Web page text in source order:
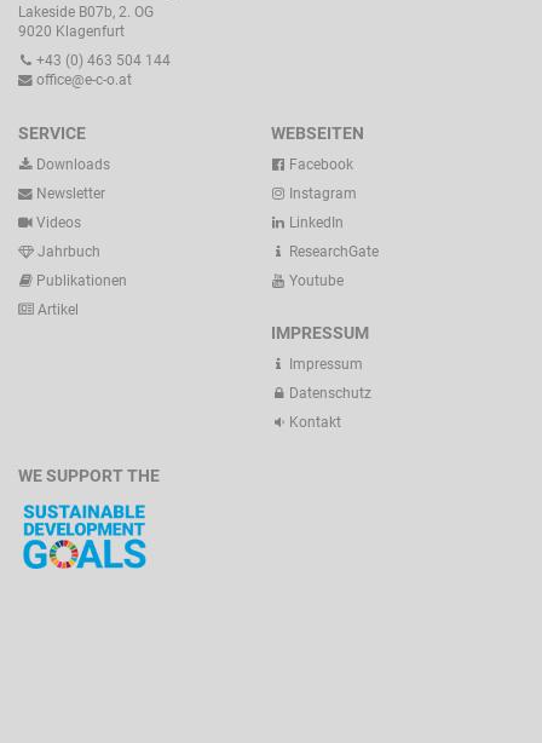
Lakeside B07b, 2. OG
9020 Klagenfurt
+43 (0) 463 504 144
office@e-c-o.at
SERVICE
Downloads
Newsletter
Videos
Jahrbuch
Publikationen
Artikel
WEBSEITEN
Facebook
Instagram
LinkedIn
ResearchGate
Youtube
IMPRESSUM
Impressum
Datenschutz
Kontakt
WE SUPPORT THE